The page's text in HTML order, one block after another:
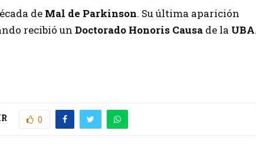
de Mal de Parkinson. Su última aparición
recibió un Doctorado Honoris Causa de la UBA.
0